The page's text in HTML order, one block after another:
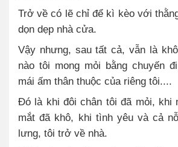
Trở về có lẽ chỉ để kì kèo với
dọn dẹp nhà cửa.
Vậy nhưng, sau tất cả, vẫn là
nào tôi mong mỏi bằng chuyến
mái ấm thân thuộc của riêng tôi....
Đó là khi đôi chân tôi đã mỏi, khi
mắt đã khô, khi tình yêu và cả
lưng, tôi trở về nhà.